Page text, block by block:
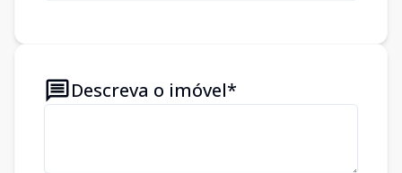
Descreva o imóvel*